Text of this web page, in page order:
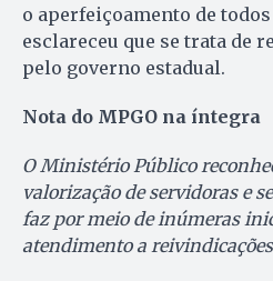
o aperfeiçoamento de todos
esclareceu que se trata de
pelo governo estadual.
Nota do MPGO na íntegra
O Ministério Público
valorização de servidoras e
faz por meio de inúmeras
atendimento a